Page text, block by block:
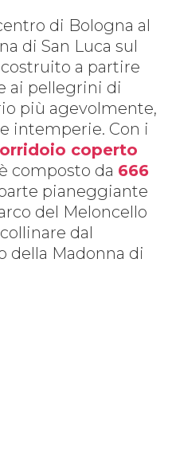
di Bologna al
di San Luca sul
a partire
ai pellegrini di
più agevolmente,
intemperie. Con i
coperto
è composto da 666
pianeggiante
del Meloncello
dal
della Madonna di